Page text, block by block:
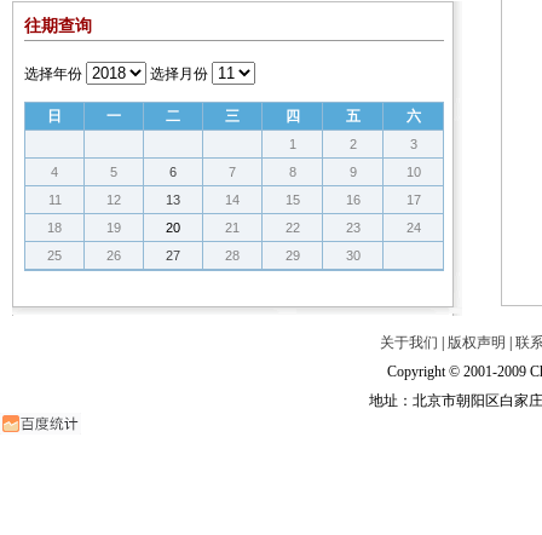
往期查询
选择年份 选择月份
日 一 二 三 四 五 六
1 2
3
4
5 6 7 8 9
10
11
12 13 14 15 16
17
18
19 20 21 22 23
24
25
26 27 28 29 30
关于我们 版权声明
联
Copyright © 2001-2009
地址：北京市朝阳区白家